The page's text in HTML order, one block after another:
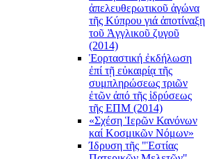
ἀπελευθερωτικοῦ ἀγώνα
τῆς Κύπρου γιά ἀποτίναξη
τοῦ Ἀγγλικοῦ ζυγοῦ
(2014)
Ἑορταστική ἐκδήλωση
ἐπί τῇ εὐκαιρίᾳ τῆς
συμπληρώσεως τριῶν
ἐτῶν ἀπό τῆς ἱδρύσεως
τῆς ΕΠΜ (2014)
«Σχέση Ἱερῶν Κανόνων
καί Κοσμικῶν Νόμων»
Ίδρυση τῆς "Ἑστίας